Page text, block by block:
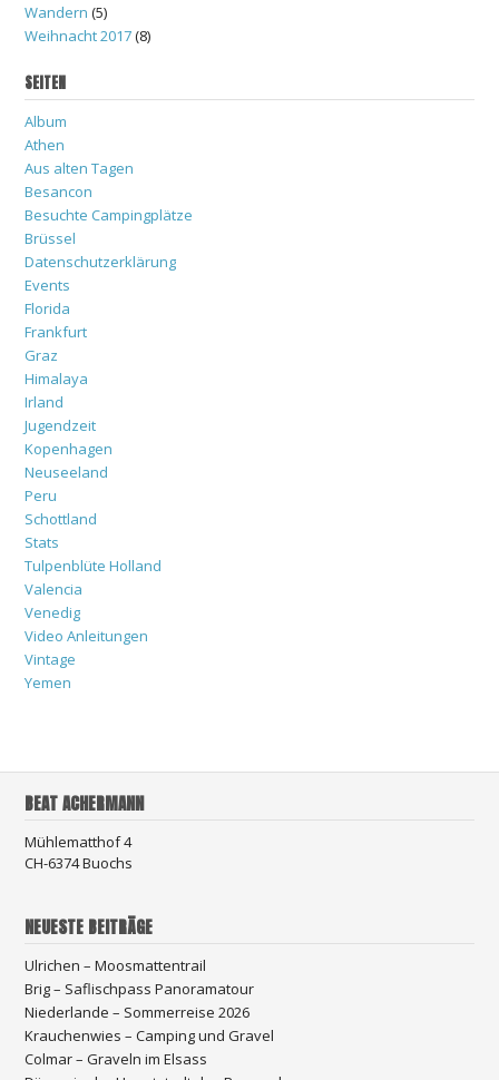
Wandern (5)
Weihnacht 2017(8)
SEITEN
Album
Athen
Aus alten Tagen
Besancon
Besuchte Campingplätze
Brüssel
Datenschutzerklärung
Events
Florida
Frankfurt
Graz
Himalaya
Irland
Jugendzeit
Kopenhagen
Neuseeland
Peru
Schottland
Stats
Tulpenblüte Holland
Valencia
Venedig
Video Anleitungen
Vintage
Yemen
BEAT ACHERMANN
Mühlematthof 4
CH-6374 Buochs
NEUESTE BEITRÄGE
Ulrichen – Moosmattentrail
Brig – Saflischpass Panoramatour
Niederlande – Sommerreise 2026
Krauchenwies – Camping und Gravel
Colmar – Graveln im Elsass